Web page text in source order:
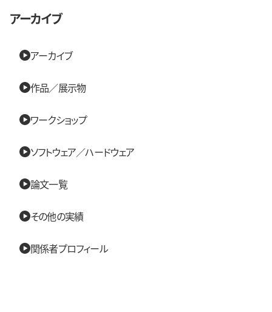
アーカイブ
アーカイブ
作品／展示物
ワークショップ
ソフトウェア／ハードウェア
論文一覧
その他の実績
関係者プロフィール